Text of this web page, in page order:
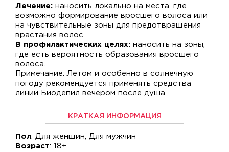
Лечение: наносить локально на места, где
возможно формирование вросшего волоса или
на чувствительные зоны для предотвращения
врастания волос.
В профилактических целях: наносить на зоны,
где есть вероятность образования вросшего
волоса.
Примечание: Летом и особенно в солнечную
погоду рекомендуется применять средства
линии Биодепил вечером после душа.
КРАТКАЯ ИНФОРМАЦИЯ
Пол: Для женщин, Для мужчин
Возраст: 18+